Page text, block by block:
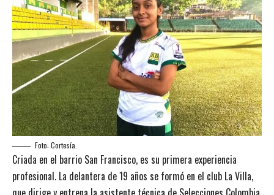
Foto: Cortesía.
Criada en el barrio San Francisco, es su primera experiencia
profesional. La delantera de 19 años se formó en el club La Villa,